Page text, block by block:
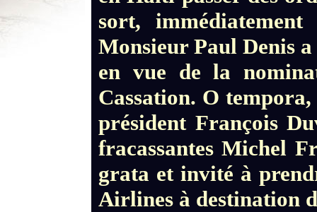
sort,
Monsieur Paul Denis
en vue de la
Cassation. O
président François
fracassantes Michel
grata et invité à
Airlines à destination